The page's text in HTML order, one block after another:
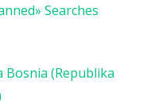
Searches
Bosnia (Republika